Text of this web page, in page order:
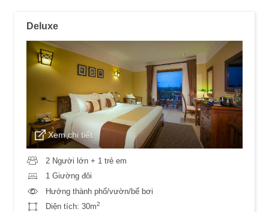
Deluxe
Xem chi tiết
2 Người lớn + 1 trẻ em
1 Giường đôi
Hướng thành phố/vườn/bể bơi
Diện tích: 30m2